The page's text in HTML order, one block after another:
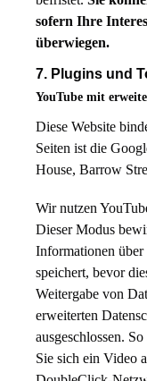
sofern Ihre
überwiegen.
7. Plugins und
YouTube mit
Diese Website
Seiten ist die
House, Barrow
Wir nutzen
Dieser Modus
Informationen über
speichert, bevor
Weitergabe von
erweiterten
ausgeschlossen.
Sie sich ein Video